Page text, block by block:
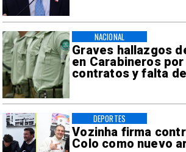
Graves hallazgos
en Carabineros
contratos y falta
NACIONAL
Vozinha firma
Colo como nuevo
DEPORTES